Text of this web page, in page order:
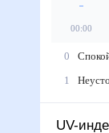
00:00
0
1
UV-